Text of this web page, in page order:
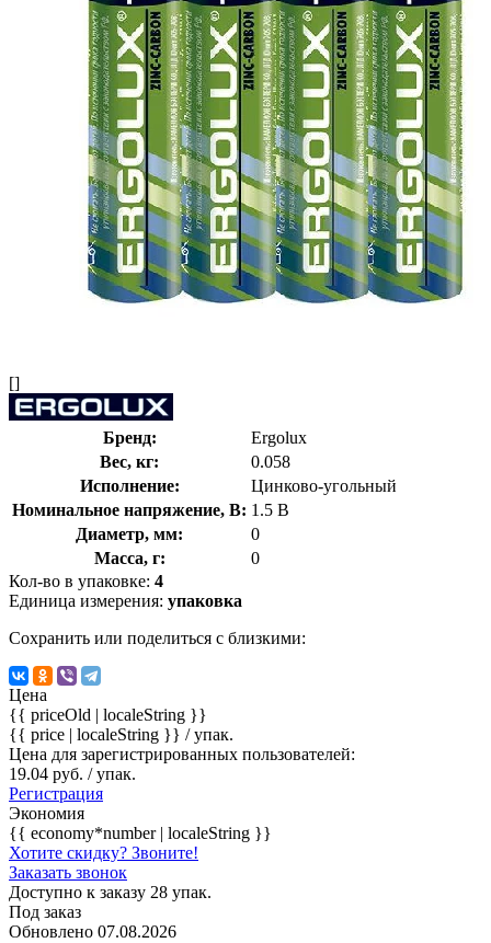
[]
Бренд:
Ergolux
Вес, кг:
0.058
Исполнение:
Цинково-угольный
Номинальное напряжение, В: 1.5 В
Диаметр, мм:
0
Масса, г:
0
Кол-во в упаковке: 4
Единица измерения: упаковка
Сохранить или поделиться с близкими:
Цена
{{ priceOld | localeString }}
{{ price | localeString }} / упак.
Цена для зарегистрированных пользователей:
19.04 руб. / упак.
Регистрация
Экономия
{{ economy*number | localeString }}
Хотите скидку? Звоните!
Заказать звонок
Доступно к заказу 28 упак.
Под заказ
Обновлено 07.08.2026